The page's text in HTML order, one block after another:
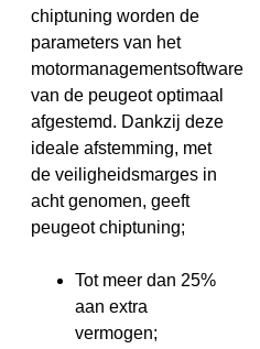
chiptuning worden de
parameters van het
motormanagementsoftware
van de peugeot optimaal
afgestemd. Dankzij deze
ideale afstemming, met
de veiligheidsmarges in
acht genomen, geeft
peugeot chiptuning;
Tot meer dan 25%
aan extra
vermogen;